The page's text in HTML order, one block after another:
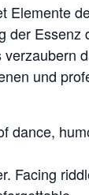
Elemente
der Essenz
und
dance,
Facing